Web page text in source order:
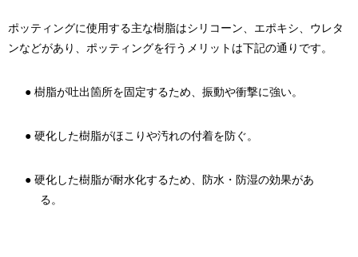
ポッティングに使用する主な樹脂はシリコーン、エポキシ、ウレタ
ンなどがあり、ポッティングを行うメリットは下記の通りです。
● 樹脂が吐出箇所を固定するため、振動や衝撃に強い。
● 硬化した樹脂がほこりや汚れの付着を防ぐ。
● 硬化した樹脂が耐水化するため、防水・防湿の効果があ
る。